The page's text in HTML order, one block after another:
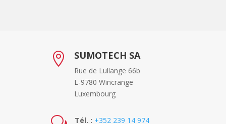
 SUMOTECH SA
Rue de Lullange 66b
L-9780 Wincrange
Luxembourg
Tél. : +352 239 14 974